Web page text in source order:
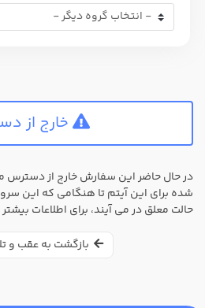
خارج از
در حال حاضر این سفارش خارج از
شده برای این آیتم تا هنگامی که این
حالت معلق در می آیند، برای اطلاعات
بازگشت به عقب و